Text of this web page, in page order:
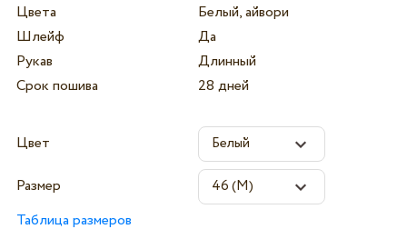
Цвета
Белый, айвори
Шлейф
Да
Рукав
Длинный
Срок пошива
28 дней
Цвет
Размер
Таблица размеров